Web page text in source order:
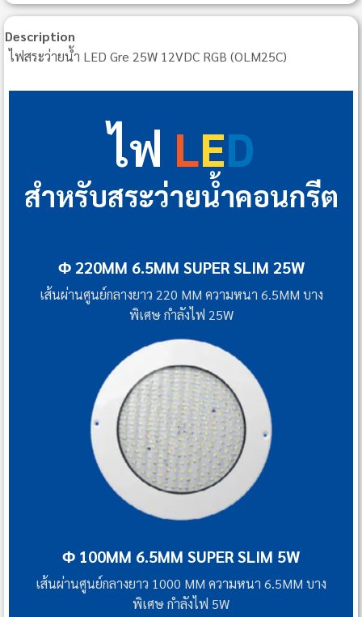
Description
ไฟสระว่ายน้ำ LED Gre 25W 12VDC RGB (OLM25C)
ไฟ LED
สำหรับสระว่ายน้ำคอนกรีต
Φ 220MM 6.5MM SUPER SLIM 25W
เส้นผ่านศูนย์กลางยาว 220 MM ความหนา 6.5MM บาง
พิเศษ กำลังไฟ 25W
Φ 100MM 6.5MM SUPER SLIM 5W
เส้นผ่านศูนย์กลางยาว 1000 MM ความหนา 6.5MM บาง
พิเศษ กำลังไฟ 5W